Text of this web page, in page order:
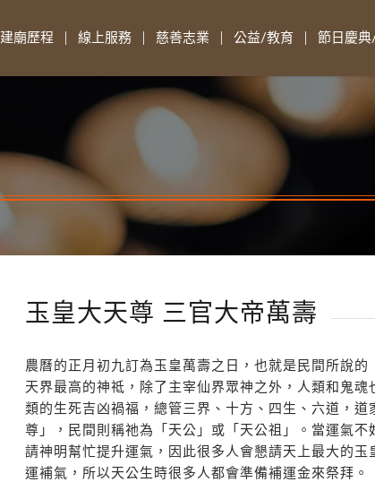
建廟歷程 線上服務 慈善志業 公益/教育 節日慶
玉皇大天尊 三官大帝萬壽
農曆的正月初九訂為玉皇萬壽之日，也就是民間所說的
天界最高的神祗，除了主宰仙界眾神之外，人類和鬼魂
類的生死吉凶禍福，總管三界、十方、四生、六道，道
尊」，民間則稱祂為「天公」或「天公祖」。當運氣不
請神明幫忙提升運氣，因此很多人會懇請天上最大的玉
運補氣，所以天公生時很多人都會準備補運金來祭拜。